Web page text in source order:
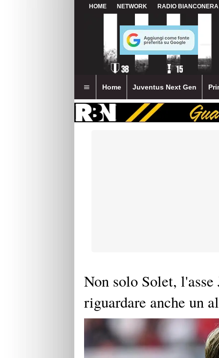
HOME NETWORK RADIO BIANCONERA
Home Juventus Next Gen
Non solo Solet,
riguardare anche un